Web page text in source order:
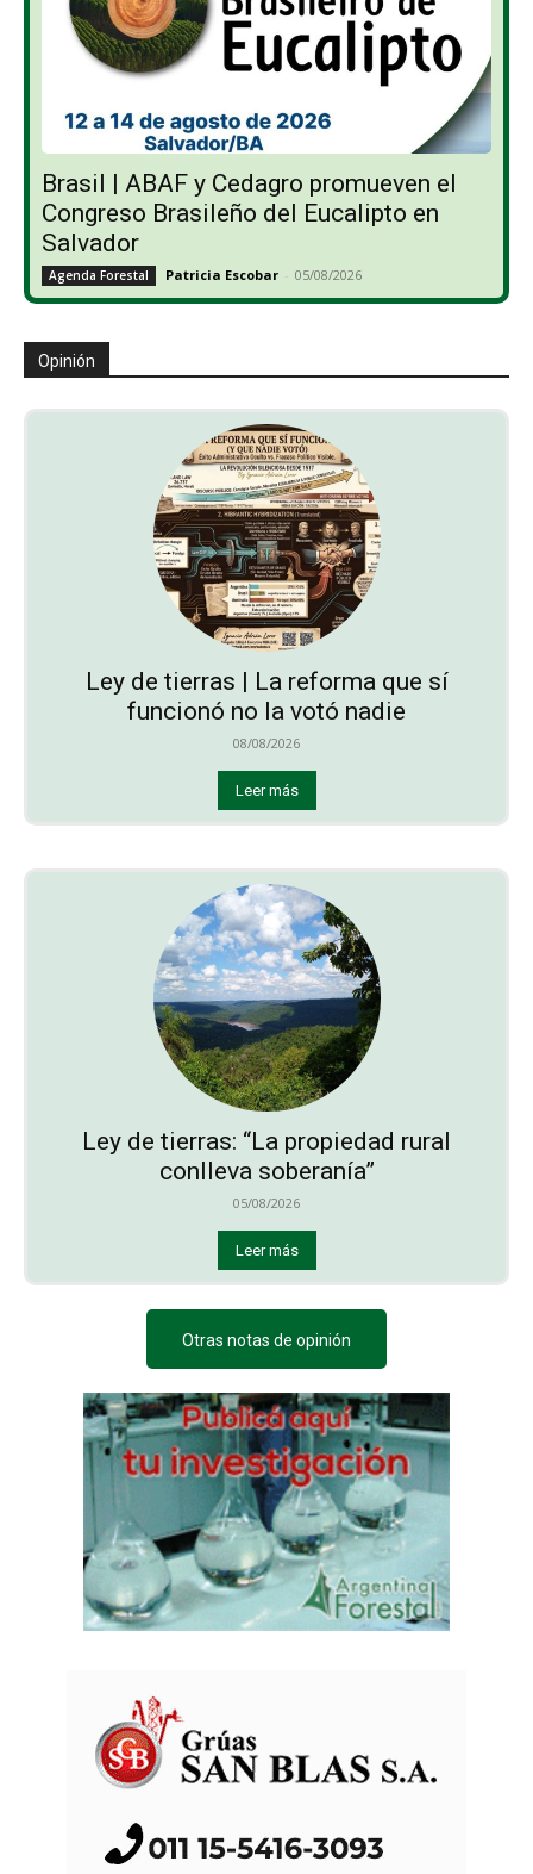
Brasil | ABAF y Cedagro promueven el
Congreso Brasileño del Eucalipto en
Salvador
Agenda Forestal Patricia Escobar - 05/08/2026
Opinión
Ley de tierras | La reforma que sí
funcionó no la votó nadie
08/08/2026
Leer más
Ley de tierras: “La propiedad rural
conlleva soberanía”
05/08/2026
Leer más
Otras notas de opinión